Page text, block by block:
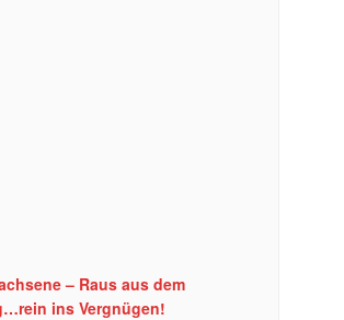
– Raus aus dem
ins Vergnügen!